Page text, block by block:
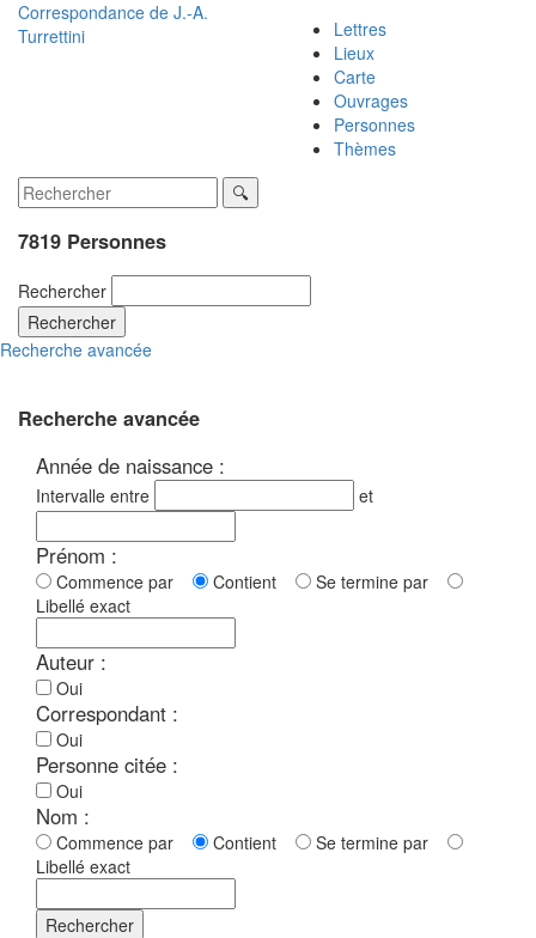
Correspondance de J.-A.
Turrettini
Lettres
Lieux
Carte
Ouvrages
Personnes
Thèmes
7819 Personnes
Rechercher
Rechercher
Recherche avancée
Recherche avancée
Année de naissance :
Intervalle entre et
Prénom :
Commence par Contient
Se termine par
Libellé exact
Auteur :
Oui
Correspondant :
Oui
Personne citée :
Oui
Nom :
Commence par Contient
Se termine par
Libellé exact
Rechercher